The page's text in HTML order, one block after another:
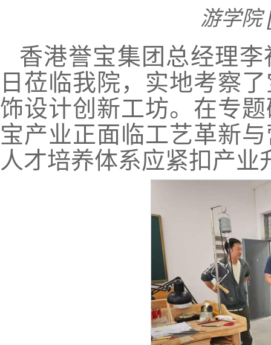
游学院
香港誉宝集团总经理
日莅临我院，实地考察
饰设计创新工坊。在专
宝产业正面临工艺革新
人才培养体系应紧扣产